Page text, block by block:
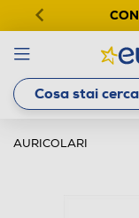
AURICOLARI